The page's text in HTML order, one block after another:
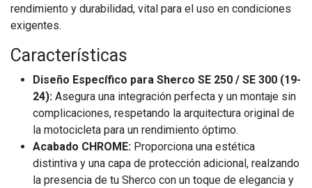
rendimiento y durabilidad, vital para el uso en condiciones
exigentes.
Características
Diseño Específico para Sherco SE 250 / SE 300 (19-
24): Asegura una integración perfecta y un montaje sin
complicaciones, respetando la arquitectura original de
la motocicleta para un rendimiento óptimo.
Acabado CHROME: Proporciona una estética
distintiva y una capa de protección adicional, realzando
la presencia de tu Sherco con un toque de elegancia y